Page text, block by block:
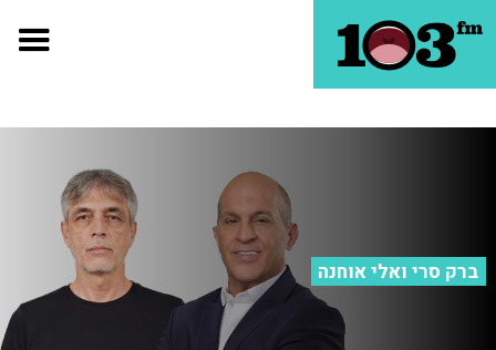
ברק סרי ואלי אוחנה